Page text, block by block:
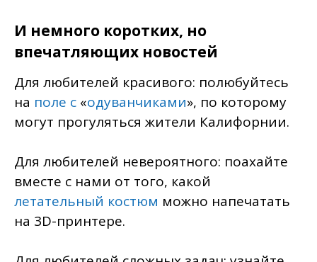
И немного коротких, но
впечатляющих новостей
Для любителей красивого: полюбуйтесь
на поле с «одуванчиками», по которому
могут прогуляться жители Калифорнии.
Для любителей невероятного: поахайте
вместе с нами от того, какой
летательный костюм можно напечатать
на 3D-принтере.